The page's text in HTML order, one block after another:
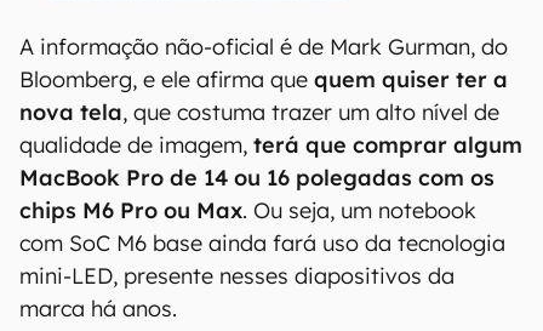
A informação não-oficial é de Mark Gurman, do
Bloomberg, e ele afirma que quem quiser ter a
nova tela, que costuma trazer um alto nível de
qualidade de imagem, terá que comprar algum
MacBook Pro de 14 ou 16 polegadas com os
chips M6 Pro ou Max. Ou seja, um notebook
com SoC M6 base ainda fará uso da tecnologia
mini-LED, presente nesses diapositivos da
marca há anos.